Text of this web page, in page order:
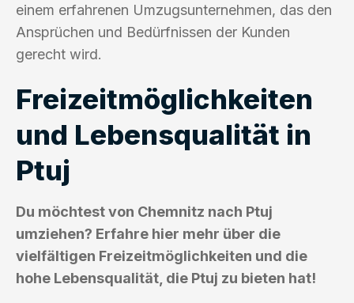
einem erfahrenen Umzugsunternehmen, das den
Ansprüchen und Bedürfnissen der Kunden
gerecht wird.
Freizeitmöglichkeiten
und Lebensqualität in
Ptuj
Du möchtest von Chemnitz nach Ptuj
umziehen? Erfahre hier mehr über die
vielfältigen Freizeitmöglichkeiten und die
hohe Lebensqualität, die Ptuj zu bieten hat!